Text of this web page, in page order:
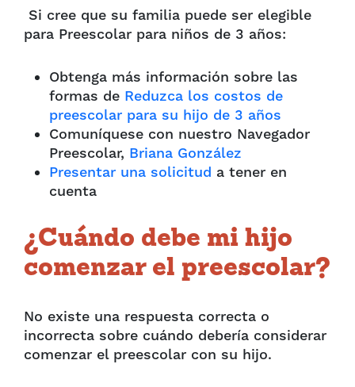
Si cree que su familia puede ser elegible
para Preescolar para niños de 3 años:
Obtenga más información sobre las
formas de Reduzca los costos de
preescolar para su hijo de 3 años
Comuníquese con nuestro Navegador
Preescolar, Briana González
Presentar una solicitud a tener en
cuenta
¿Cuándo debe mi hijo
comenzar el preescolar?
No existe una respuesta correcta o
incorrecta sobre cuándo debería considerar
comenzar el preescolar con su hijo.